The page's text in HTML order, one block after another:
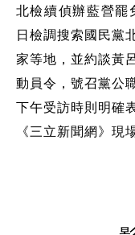
北檢續偵辦藍營罷
日檢調搜索國民黨
家等地，並約談黃
動員令，號召黨公
下午受訪時則明確
《三立新聞網》現